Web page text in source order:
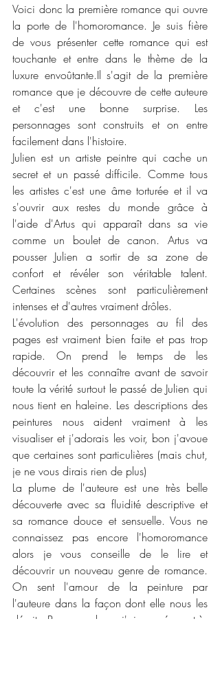
Voici donc la première romance qui ouvre
la porte de l'homoromance. Je suis fière
de vous présenter cette romance qui est
touchante et entre dans le thème de la
luxure envoûtante.Il s'agit de la première
romance que je découvre de cette auteure
et c'est une bonne surprise. Les
personnages sont construits et on entre
facilement dans l'histoire.
Julien est un artiste peintre qui cache un
secret et un passé difficile. Comme tous
les artistes c'est une âme torturée et il va
s'ouvrir aux restes du monde grâce à
l'aide d'Artus qui apparaît dans sa vie
comme un boulet de canon. Artus va
pousser Julien a sortir de sa zone de
confort et révéler son véritable talent.
Certaines scènes sont particulièrement
intenses et d'autres vraiment drôles.
L'évolution des personnages au fil des
pages est vraiment bien faite et pas trop
rapide. On prend le temps de les
découvrir et les connaître avant de savoir
toute la vérité surtout le passé de Julien qui
nous tient en haleine. Les descriptions des
peintures nous aident vraiment à les
visualiser et j'adorais les voir, bon j'avoue
que certaines sont particulières (mais chut,
je ne vous dirais rien de plus)
La plume de l'auteure est une très belle
découverte avec sa fluidité descriptive et
sa romance douce et sensuelle. Vous ne
connaissez pas encore l'homoromance
alors je vous conseille de le lire et
découvrir un nouveau genre de romance.
On sent l'amour de la peinture par
l'auteure dans la façon dont elle nous les
décrit. Pour conclure, j'ai passé un très